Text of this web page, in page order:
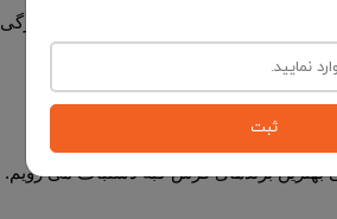
نیز ویژگی‌هایی مانند
بهترین برندهای فرش گبه دستباف می رویم.
ثبت